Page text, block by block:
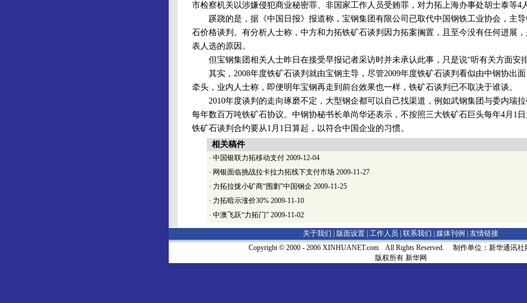
市检察机关以涉嫌侵犯商业秘密罪、非国家工作人员受贿罪，对力拓上海办事处胡士泰等4
蹊跷的是，据《中国日报》报道称，宝钢集团有限公司已取代中国钢铁工业协会，主导
石价格谈判。有分析人士称，中方和力拓铁矿石谈判因力拓案搁置，且至今没有任何进展
表人选的原因。
但宝钢集团相关人士昨日在接受早报记者采访时并未承认此事，只是说“听有关方面安排
其实，2008年度铁矿石谈判就由宝钢主导，尽管2009年度铁矿石谈判看似由中钢协出
牵头，业内人士称，即便明年宝钢再走到前台效果也一样，铁矿石谈判已不取决于谁谈。
2010年度谈判的走向琢磨不定，大型钢企都可以自己找渠道，例如武钢集团与委内瑞拉
每年数百万吨铁矿石协议。中钢协秘书长单尚华还表示，不按照三大铁矿石巨头每年4月1
铁矿石谈判合约要从1月1日算起，以符合中国企业的习惯。
相关稿件
· 中国银联力拓移动支付 2009-12-04
· 网银面临挑战拉卡拉力拓线下支付市场 2009-11-27
· 力拓拉拢小矿商“围剿”中国钢企 2009-11-25
· 力拓暗示涨价30% 2009-11-10
· 中澳飞跃“力拓门” 2009-11-02
关于我们 | 版面设置 工作人员 联系我们 媒体刊例
友情链接
Copyright © 2000 - 2006 XINHUANET.com All Rights Reserved. 制作单位：新华通讯社
版权所有 新华网